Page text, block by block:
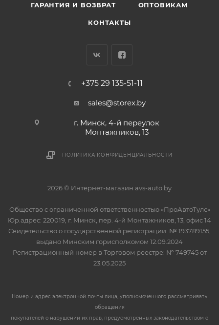
ГАРАНТИЯ И ВОЗВРАТ ОПТОВИКАМ
КОНТАКТЫ
+375 29 135-51-11
sales@storex.by
г. Минск, 4-й переулок
Монтажников, 13
ПОЛИТИКА КОНФИДЕНЦИАЛЬНОСТИ
2026 © Интернет-магазин avs-auto.by
Общество с ограниченной ответственностью «ПроАвтоТулс»
Юр.адрес: 220019, г. Минск, пер. 4-й Монтажников, 13, офис 14
Свидетельство о государственной регистрации: № 193789155,
выдано Минским горисполкомом 12.09.2024
Регистрационный номер в Торговом реестре: № 749745 от
23.05.2025
Номер и адрес электронной почты лица, уполномоченного рассматривать
обращения
покупателей о нарушении их прав, предусмотренных законодательством о